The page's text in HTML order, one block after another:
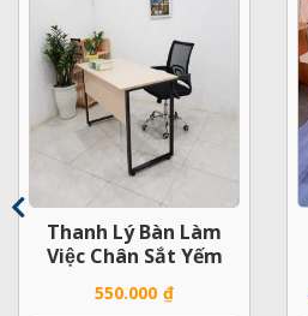
Thanh Lý Bàn Làm
Việc Chân Sắt Yếm
1m2x60 Mới
550.000 ₫